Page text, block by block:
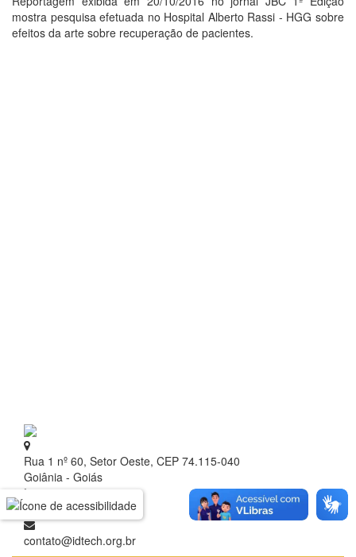
mostra pesquisa efetuada no Hospital Alberto Rassi - HGG sobre
efeitos da arte sobre recuperação de pacientes.
Rua 1 nº 60, Setor Oeste, CEP 74.115-040
Goiânia - Goiás
+ 55 (62) 3209.9700
contato@idtech.org.br